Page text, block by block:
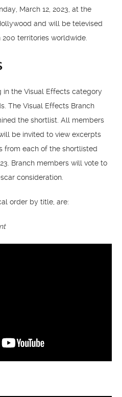
March 12, 2023, at the
and will be televised
200 territories worldwide.
in the Visual Effects category
The Visual Effects Branch
the shortlist. All members
be invited to view excerpts
from each of the shortlisted
Branch members will vote to
consideration.
order by title, are: